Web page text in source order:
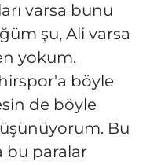
varsa bunu
şu, Ali varsa
yokum.
böyle
de böyle
Bu
bu paralar